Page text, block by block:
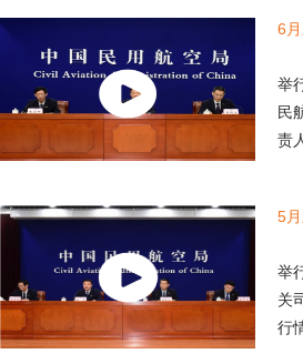
6
举
民
责
5
举
关
行